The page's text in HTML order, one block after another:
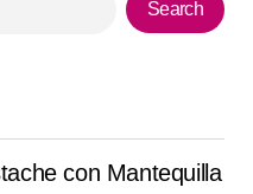
in this browser for
Search
con Mantequilla